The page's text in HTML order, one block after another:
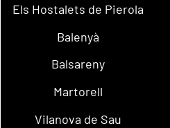
Els Hostalets de Pierola
Balenyà
Balsareny
Martorell
Vilanova de Sau